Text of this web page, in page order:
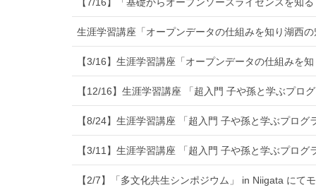
生涯学習講座「オープンデータの仕組みを知り湖西
【3/16】生涯学習講座「オープンデータの仕組みを
【12/16】生涯学習講座 「超入門 子や孫と学ぶプロ
【8/24】生涯学習講座 「超入門 子や孫と学ぶプログ
【3/11】生涯学習講座 「超入門 子や孫と学ぶプログ
【2/7】「多文化共生シンポジウム」 in Niigata にて